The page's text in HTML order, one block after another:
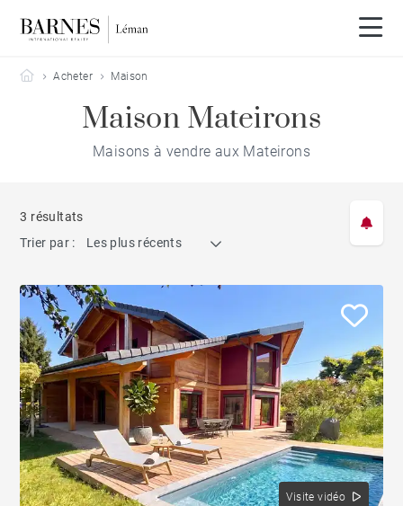
Barnes Leman
Acheter Maison
Maison Mateirons
Maisons à vendre aux Mateirons
3 résultats
Trier par :
Les plus récents
Visite vidéo